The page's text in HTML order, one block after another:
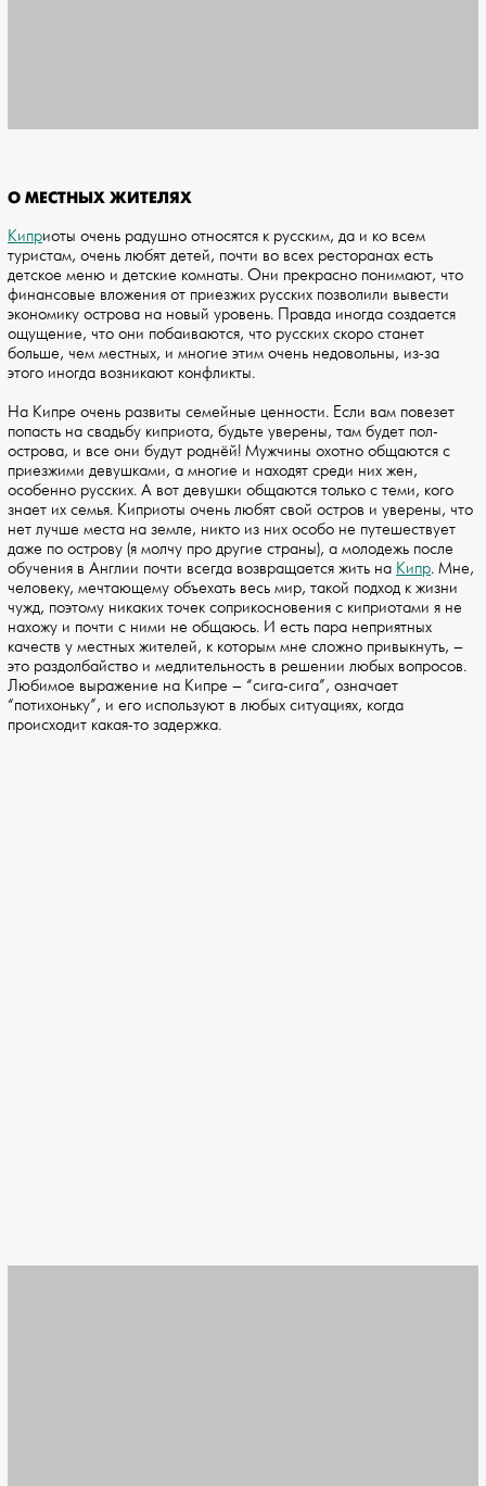
О МЕСТНЫХ ЖИТЕЛЯХ
Киприоты очень радушно относятся к русским, да и ко всем
туристам, очень любят детей, почти во всех ресторанах есть
детское меню и детские комнаты. Они прекрасно понимают, что
финансовые вложения от приезжих русских позволили вывести
экономику острова на новый уровень. Правда иногда создается
ощущение, что они побаиваются, что русских скоро станет
больше, чем местных, и многие этим очень недовольны, из-за
этого иногда возникают конфликты.
На Кипре очень развиты семейные ценности. Если вам повезет
попасть на свадьбу киприота, будьте уверены, там будет пол-
острова, и все они будут роднёй! Мужчины охотно общаются с
приезжими девушками, а многие и находят среди них жен,
особенно русских. А вот девушки общаются только с теми, кого
знает их семья. Киприоты очень любят свой остров и уверены, что
нет лучше места на земле, никто из них особо не путешествует
даже по острову (я молчу про другие страны), а молодежь после
обучения в Англии почти всегда возвращается жить на Кипр. Мне,
человеку, мечтающему объехать весь мир, такой подход к жизни
чужд, поэтому никаких точек соприкосновения с киприотами я не
нахожу и почти с ними не общаюсь. И есть пара неприятных
качеств у местных жителей, к которым мне сложно привыкнуть, –
это раздолбайство и медлительность в решении любых вопросов.
Любимое выражение на Кипре – “сига-сига”, означает
“потихоньку”, и его используют в любых ситуациях, когда
происходит какая-то задержка.